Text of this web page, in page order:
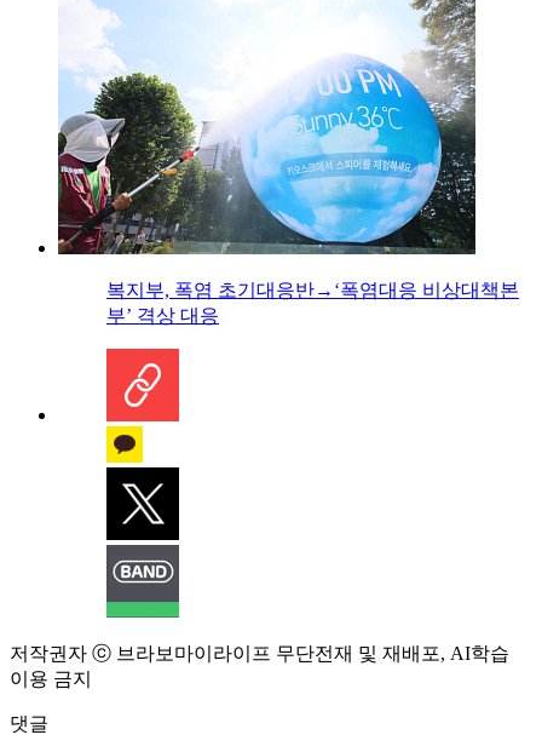
복지부, 폭염 초기대응반→‘폭염대응 비상대책본
부’ 격상 대응
저작권자 ⓒ 브라보마이라이프 무단전재 및 재배포, AI학습
이용 금지
댓글